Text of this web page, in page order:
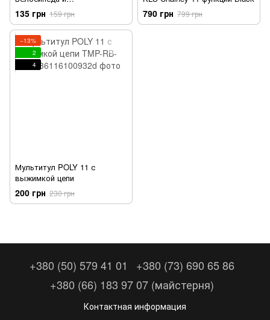
электросамоката 16 в 1,
набор инструментов
135 грн 159 грн 790 грн 799 грн
−13%
2
4
Мультитул POLY 11 с
выжимкой цепи
200 грн 230 грн
+380 (50) 579 41 01
+380 (73) 690 65 86
+380 (66) 183 97 07 (майстерня)
Контактная информация